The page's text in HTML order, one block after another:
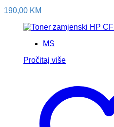
190,00 KM
MS
Pročitaj više